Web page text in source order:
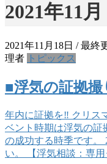
2021年11月
2021年11月18日 / 最終
理者 トピックス
■浮気の証拠
年内に証拠を‼︎ クリス
ベント時期は浮気の
の成功する時季です。
い。 【浮気相談：専